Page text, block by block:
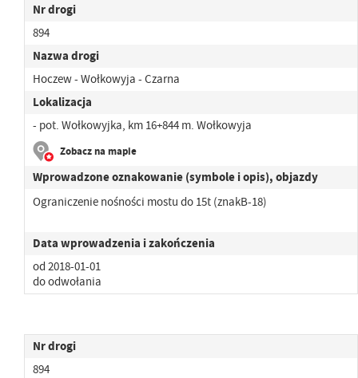
Nr drogi
894
Nazwa drogi
Hoczew - Wołkowyja - Czarna
Lokalizacja
- pot. Wołkowyjka, km 16+844 m. Wołkowyja
Zobacz na mapie
Wprowadzone oznakowanie (symbole i opis), objazdy
Ograniczenie nośności mostu do 15t (znakB-18)
Data wprowadzenia i zakończenia
od 2018-01-01
do odwołania
Nr drogi
894